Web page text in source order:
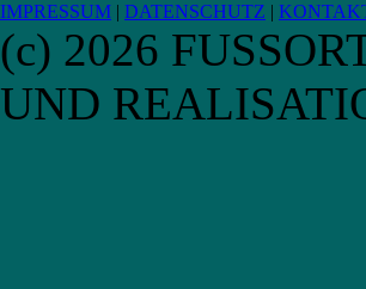
IMPRESSUM | DATENSCHUTZ |
(c) 2026
UND